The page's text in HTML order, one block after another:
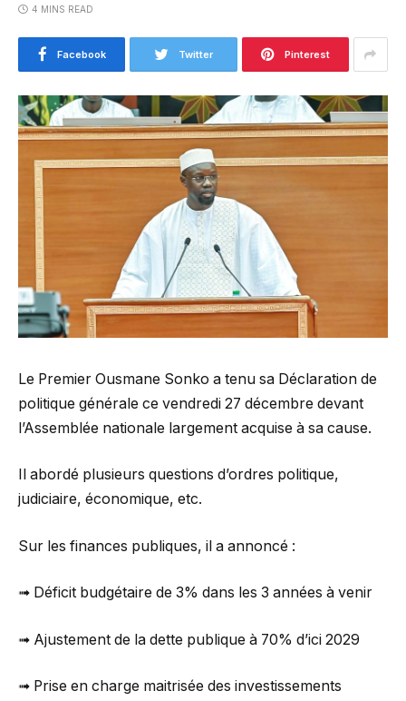
4 MINS READ
Facebook Twitter Pinterest
Le Premier Ousmane Sonko a tenu sa Déclaration de
politique générale ce vendredi 27 décembre devant
l’Assemblée nationale largement acquise à sa cause.
Il abordé plusieurs questions d’ordres politique,
judiciaire, économique, etc.
Sur les finances publiques, il a annoncé :
➟ Déficit budgétaire de 3% dans les 3 années à venir
➟ Ajustement de la dette publique à 70% d’ici 2029
➟ Prise en charge maitrisée des investissements